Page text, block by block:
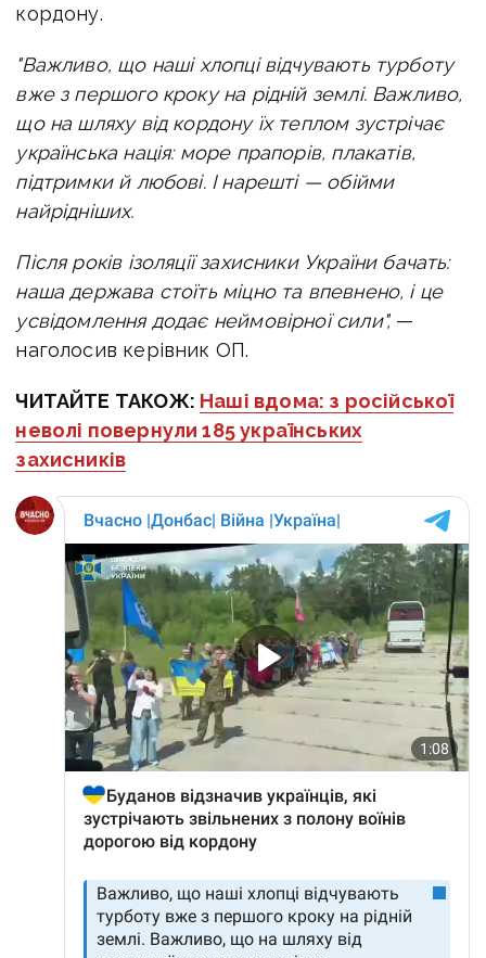
кордону.
"Важливо, що наші хлопці відчувають турботу
вже з першого кроку на рідній землі. Важливо,
що на шляху від кордону їх теплом зустрічає
українська нація: море прапорів, плакатів,
підтримки й любові. І нарешті — обійми
найрідніших.
Після років ізоляції захисники України бачать:
наша держава стоїть міцно та впевнено, і це
усвідомлення додає неймовірної сили", —
наголосив керівник ОП.
ЧИТАЙТЕ ТАКОЖ: Наші вдома: з російської
неволі повернули 185 українських
захисників